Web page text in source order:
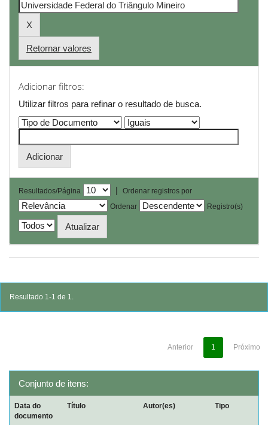
Retornar valores
Adicionar filtros:
Utilizar filtros para refinar o resultado de busca.
Resultados/Página |
Ordenar registros por
Ordenar
Registro(s)
Resultado 1-1 de 1.
Anterior 1 Próximo
Conjunto de itens:
Data do
documento
Título Autor(es) Tipo